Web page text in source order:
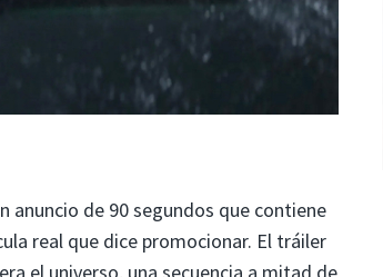
anuncio de 90 segundos que contiene
real que dice promocionar. El tráiler